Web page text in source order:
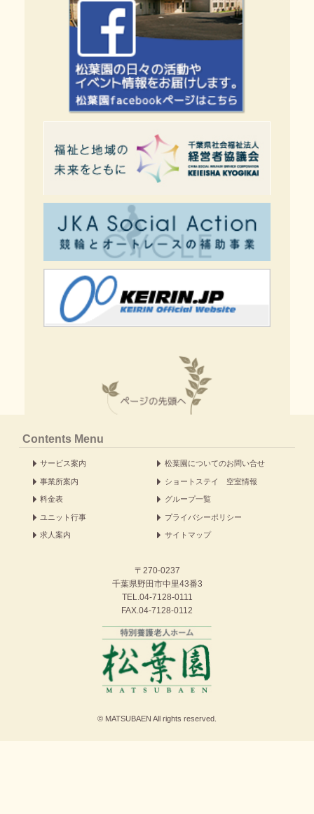
Contents Menu
サービス案内 松葉園についてのお問い合せ
事業所案内 ショートステイ 空室情報
料金表 グループ一覧
ユニット行事 プライバシーポリシー
求人案内 サイトマップ
〒270-0237
千葉県野田市中里43番3
TEL. 04-7128-0111
FAX.04-7128-0112
© MATSUBAEN All rights reserved.